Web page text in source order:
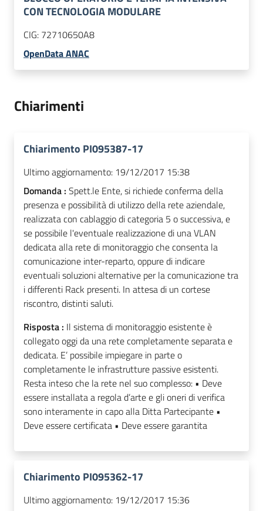
CON TECNOLOGIA MODULARE
CIG: 72710650A8
OpenData ANAC
Chiarimenti
Chiarimento PI095387-17
Ultimo aggiornamento: 19/12/2017 15:38
Domanda : Spett.le Ente, si richiede conferma della
presenza e possibilità di utilizzo della rete aziendale,
realizzata con cablaggio di categoria 5 o successiva, e
se possibile l'eventuale realizzazione di una VLAN
dedicata alla rete di monitoraggio che consenta la
comunicazione inter-reparto, oppure di indicare
eventuali soluzioni alternative per la comunicazione tra
i differenti Rack presenti. In attesa di un cortese
riscontro, distinti saluti.
Risposta : Il sistema di monitoraggio esistente è
collegato oggi da una rete completamente separata e
dedicata. E’ possibile impiegare in parte o
completamente le infrastrutture passive esistenti.
Resta inteso che la rete nel suo complesso: • Deve
essere installata a regola d’arte e gli oneri di verifica
sono interamente in capo alla Ditta Partecipante •
Deve essere certificata • Deve essere garantita
Chiarimento PI095362-17
Ultimo aggiornamento: 19/12/2017 15:36